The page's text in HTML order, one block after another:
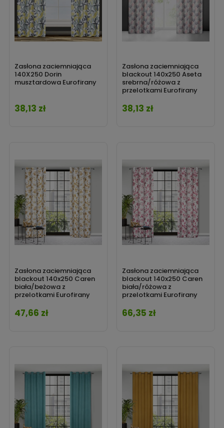
Zasłona zaciemniająca
140X250 Dorin
musztardowa Eurofirany
Cena
38,13 zł
Zasłona zaciemniająca
blackout 140x250 Aseta
srebrna/różowa z
przelotkami Eurofirany
Cena
38,13 zł
Zasłona zaciemniająca
blackout 140x250 Caren
biała/beżowa z
przelotkami Eurofirany
Cena
47,66 zł
Zasłona zaciemniająca
blackout 140x250 Caren
biała/różowa z
przelotkami Eurofirany
Cena
66,35 zł